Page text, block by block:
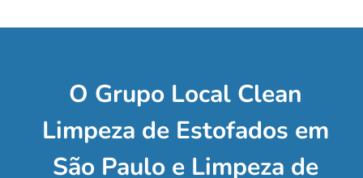
O Grupo Local Clean
Limpeza de Estofados em
São Paulo e Limpeza de